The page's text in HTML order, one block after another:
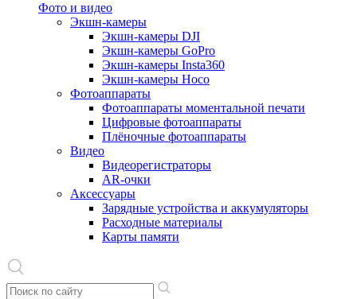
Фото и видео
Экшн-камеры
Экшн-камеры DJI
Экшн-камеры GoPro
Экшн-камеры Insta360
Экшн-камеры Hoco
Фотоаппараты
Фотоаппараты моментальной печати
Цифровые фотоаппараты
Плёночные фотоаппараты
Видео
Видеорегистраторы
AR-очки
Аксессуары
Зарядные устройства и аккумуляторы
Расходные материалы
Карты памяти